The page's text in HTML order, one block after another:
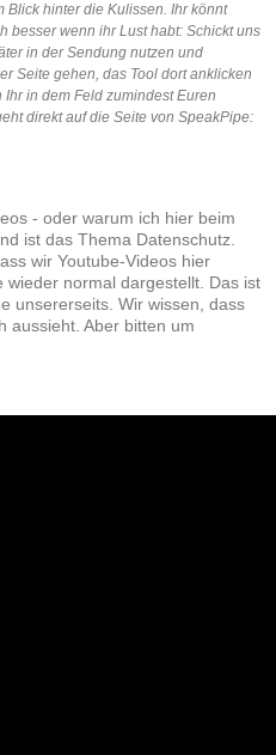
Blick hinter die Kulissen. Ihr könnt
besser wenn ihr Lust habt: Schickt uns
in der Sendung nutzen und
Seite gehen, das Tool dort anklicken
in dem Feld zumindest Euren
direkt auf die Seite von SpeakPipe:
- oder warum ich hier beim
ist das Thema Datenschutz.
wir Youtube-Videos hier
normal dargestellt. Das ist
unsererseits. Wir wissen, dass
aussieht. Aber bitten um